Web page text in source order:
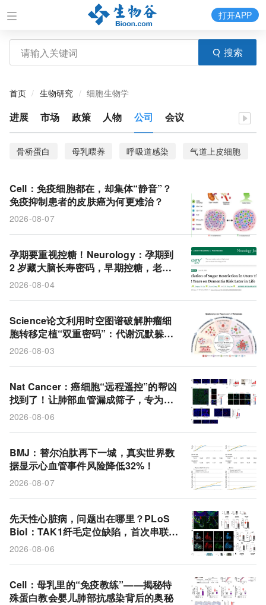
搜索
打开APP
首页 生物研究 细胞生物学
进展 市场 政策 人物 公司 会议
骨桥蛋白 母乳喂养 呼吸道感染
气道上皮细胞
癌细胞系
隐窝 结直肠癌
临床结局
ZFP36L2
先天性心脏病
巨噬细胞
免疫细胞
非黑色素瘤皮肤癌
膳食指南
2型糖尿病
整合素α5
脂质囊泡 小鼠 白介素-6 PD-1
Cell：免疫细胞都在，却集体“静音”？
免疫抑制患者的皮肤癌为何更难治？
2026-08-07
孕期要重视控糖！Neurology：孕期到
2 岁藏大脑长寿密码，早期控糖，老年
痴呆晚来近 3 年
2026-08-04
Science论文利用时空图谱破解肿瘤细
胞转移定植“双重密码”：代谢沉默躲避
免疫，巨噬细胞接力助长
2026-08-03
Nat Cancer：癌细胞“远程遥控”的帮凶
找到了！让肺部血管漏成筛子，专为转
移开道
2026-08-06
BMJ：替尔泊肽再下一城，真实世界数
据显示心血管事件风险降低32%！
2026-08-07
先天性心脏病，问题出在哪里？PLoS
Biol：TAK1纤毛定位缺陷，首次串联起
先心病+多系统畸形的统一通路
2026-08-06
Cell：母乳里的“免疫教练”——揭秘特
殊蛋白教会婴儿肺部抗感染背后的奥秘